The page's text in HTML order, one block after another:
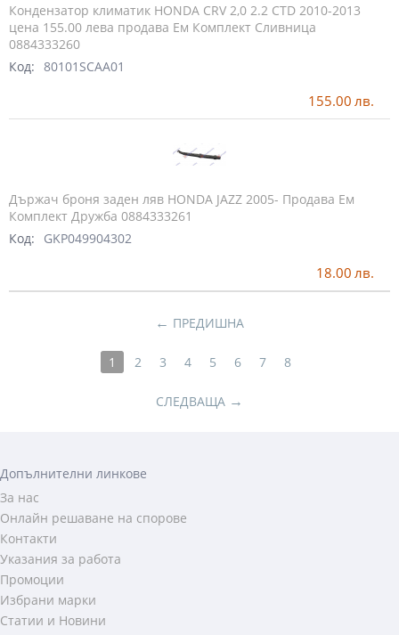
Кондензатор климатик HONDA CRV 2,0 2.2 CTD 2010-2013
цена 155.00 лева продава Ем Комплект Сливница
0884333260
Код: 80101SCAA01
155.00 лв.
Държач броня заден ляв HONDA JAZZ 2005- Продава Ем
Комплект Дружба 0884333261
Код:
GKP049904302
18.00 лв.
← ПРЕДИШНА
1 2 3 4 5 6 7 8
СЛЕДВАЩА →
Допълнителни линкове
За нас
Онлайн решаване на спорове
Контакти
Указания за работа
Промоции
Избрани марки
Статии и Новини